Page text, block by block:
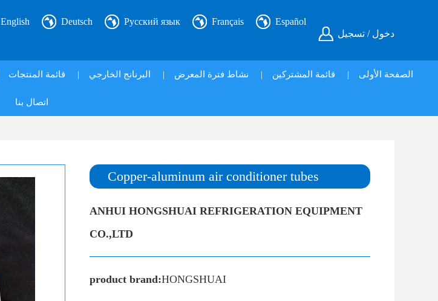
دخول / تسجيل
English Deutsch Русский язык Français Español
الصفحة الأولى | قائمة المشتركين | نشاط فترة المعرض | البرنانج الخارجي | قائمة المنتجات
اتصال بنا
Copper-aluminum air conditioner tubes
ANHUI HONGSHUAI REFRIGERATION EQUIPMENT
CO.,LTD
product brand:HONGSHUAI